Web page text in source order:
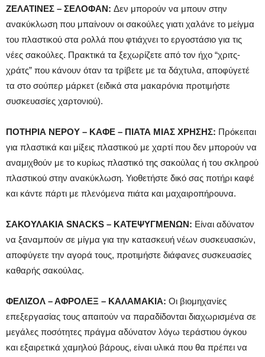
ΖΕΛΑΤΙΝΕΣ – ΣΕΛΟΦΑΝ: Δεν μπορούν να μπουν στην
ανακύκλωση που μπαίνουν οι σακούλες γιατι χαλάνε το μείγμα
του πλαστικού στα ρολλά που φτιάχνει το εργοστάσιο για τις
νέες σακούλες. Πρακτικά τα ξεχωρίζετε από τον ήχο “χριτς-
χράτς” που κάνουν όταν τα τρίβετε με τα δάχτυλα, αποφύγετέ
τα στο σούπερ μάρκετ (ειδικά στα μακαρόνια προτιμήστε
συσκευασίες χαρτονιού).
ΠΟΤΗΡΙΑ ΝΕΡΟΥ – ΚΑΦΕ – ΠΙΑΤΑ ΜΙΑΣ ΧΡΗΣΗΣ: Πρόκειται
για πλαστικά και μίξεις πλαστικού με χαρτί που δεν μπορούν να
αναμιχθούν με το κυρίως πλαστικό της σακούλας ή του σκληρού
πλαστικού στην ανακύκλωση. Υιοθετήστε δικό σας ποτήρι καφέ
και κάντε πάρτι με πλενόμενα πιάτα και μαχαιροπήρουνα.
ΣΑΚΟΥΛΑΚΙΑ SNACKS – ΚΑΤΕΨΥΓΜΕΝΩΝ: Είναι αδύνατον
να ξαναμπούν σε μίγμα για την κατασκευή νέων συσκευασιών,
αποφύγετε την αγορά τους, προτιμήστε διάφανες συσκευασίες
καθαρής σακούλας.
ΦΕΛΙΖΟΛ –ΑΦΡΟΛΕΞ – KAΛAMAKIA: Οι βιομηχανίες
επεξεργασίας τους απαιτούν να παραδίδονται διαχωρισμένα σε
μεγάλες ποσότητες πράγμα αδύνατον λόγω τεράστιου όγκου
και εξαιρετικά χαμηλού βάρους, είναι υλικά που θα πρέπει να